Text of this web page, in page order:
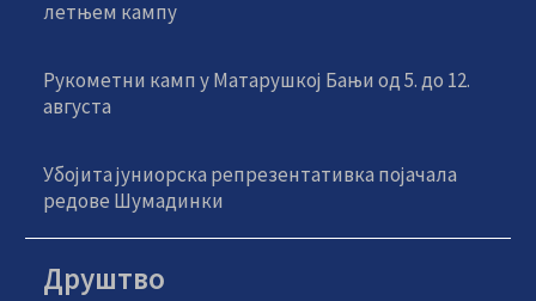
летњем кампу
Рукометни камп у Матарушкој Бањи од 5. до 12.
августа
Убојита јуниорска репрезентативка појачала
редове Шумадинки
Друштво